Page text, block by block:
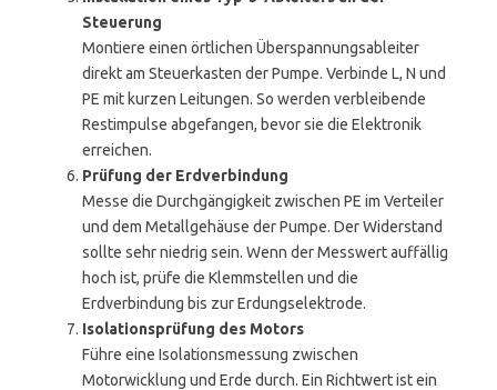
Steuerung
Montiere einen örtlichen Überspannungsableiter
direkt am Steuerkasten der Pumpe. Verbinde L, N und
PE mit kurzen Leitungen. So werden verbleibende
Restimpulse abgefangen, bevor sie die Elektronik
erreichen.
Prüfung der Erdverbindung
Messe die Durchgängigkeit zwischen PE im Verteiler
und dem Metallgehäuse der Pumpe. Der Widerstand
sollte sehr niedrig sein. Wenn der Messwert auffällig
hoch ist, prüfe die Klemmstellen und die
Erdverbindung bis zur Erdungselektrode.
Isolationsprüfung des Motors
Führe eine Isolationsmessung zwischen
Motorwicklung und Erde durch. Ein Richtwert ist ein